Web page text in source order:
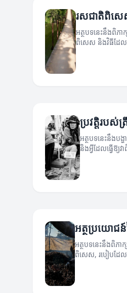
រសជាតិពិស
អត្ថបទនេះនឹងពិភ
ពិសេស និងវិធីដែលអា
រសជាតិនានា។
ប្រវត្តិរបស់
អត្ថបទនេះនឹងប
និងអ្វីដែលធ្វើឱ្
អត្ថប្រយោជ
អត្ថបទនេះនឹងពិភា
ពិសេស, របៀបដែ